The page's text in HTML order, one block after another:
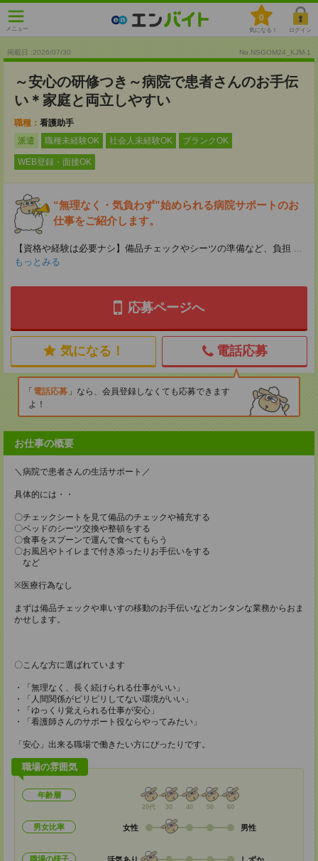
メニュー
0
気になる！ ログイン
掲載日 :2026/07/30 No.NSGOM24_KJM-1
～安心の研修つき～病院で患者さんのお手伝
い＊家庭と両立しやすい
職種： 看護助手
派遣
職種未経験OK 社会人未経験OK ブランクOK
WEB登録・面接OK
“無理なく・気負わず”始められる病院サポートのお
仕事をご紹介します。
【資格や経験は必要ナシ】備品チェックやシーツの準備など、負担 ...
もっとみる
応募ページへ
気になる！ 電話応募
電話応募
なら、会員登録しなくても応募できます
よ！
お仕事の概要
＼病院で患者さんの生活サポート／
具体的には・・
〇チェックシートを見て備品のチェックや補充する
〇ベッドのシーツ交換や整頓をする
〇食事をスプーンで運んで食べてもらう
〇お風呂やトイレまで付き添ったりお手伝いをする
など
※医療行為なし
まずは備品チェックや車いすの移動のお手伝いなどカンタンな業務からおま
かせします。
〇こんな方に選ばれています
・「無理なく、長く続けられる仕事がいい」
・「人間関係がピリピリしてない環境がいい」
・「ゆっくり覚えられる仕事が安心」
・「看護師さんのサポート役ならやってみたい」
「安心」出来る職場で働きたい方にぴったりです。
職場の雰囲気
年齢層
20代 30 40 50 60
男女比率 女性 男性
職場の様子 活気あり しずか